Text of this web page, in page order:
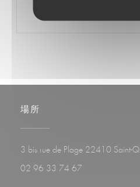
場所
3 bis rue de Plage 22410 Saint-
02 96 33 74 67